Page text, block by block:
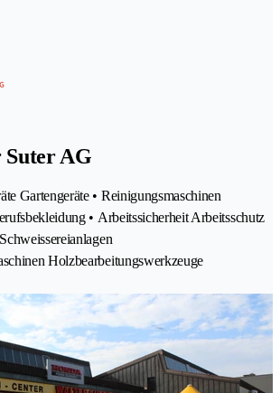
Suter AG
Gartengeräte • Reinigungsmaschinen
• Arbeitssicherheit Arbeitsschutz
Holzbearbeitungswerkzeuge